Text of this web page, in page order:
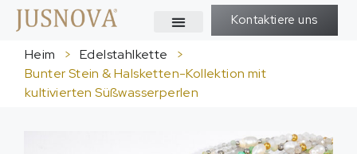
Kontaktiere uns
Heim > Edelstahlkette
>
Bunter Stein & Halsketten-Kollektion mit
kultivierten Süßwasserperlen